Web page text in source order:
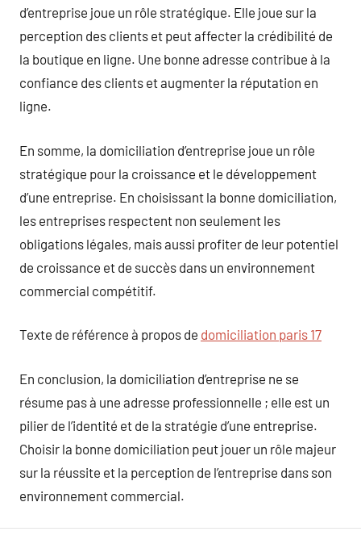
d’entreprise joue un rôle stratégique. Elle joue sur la
perception des clients et peut affecter la crédibilité de
la boutique en ligne. Une bonne adresse contribue à la
confiance des clients et augmenter la réputation en
ligne.
En somme, la domiciliation d’entreprise joue un rôle
stratégique pour la croissance et le développement
d’une entreprise. En choisissant la bonne domiciliation,
les entreprises respectent non seulement les
obligations légales, mais aussi profiter de leur potentiel
de croissance et de succès dans un environnement
commercial compétitif.
Texte de référence à propos de domiciliation paris 17
En conclusion, la domiciliation d’entreprise ne se
résume pas à une adresse professionnelle ; elle est un
pilier de l’identité et de la stratégie d’une entreprise.
Choisir la bonne domiciliation peut jouer un rôle majeur
sur la réussite et la perception de l’entreprise dans son
environnement commercial.